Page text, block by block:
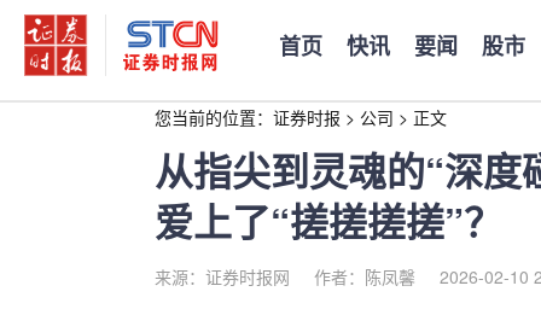
首页 快讯 要闻 股市
您当前的位置： 证券时报 > 公司 > 正文
从指尖到灵魂的“深
爱上了“搓搓搓搓”？
来源：证券时报网 作者：陈凤馨 2026-02-10